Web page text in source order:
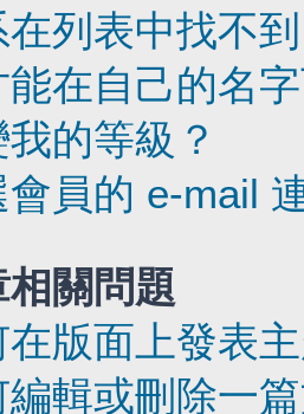
列表中找不
在自己的名
的等級？
員的 e-mail
關問題
版面上發表
輯或刪除一